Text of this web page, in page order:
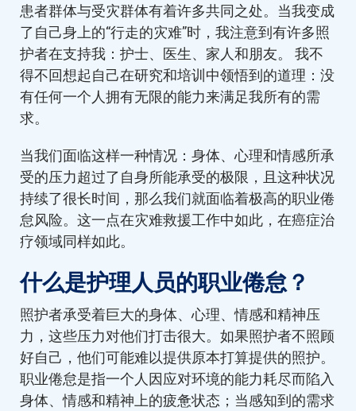
患者群体与受灾群体有着许多共同之处。当我变成
了自己身上的“行走的灾难”时，我注意到有许多照
护者在支持我：护士、医生、家人和朋友。 我不
得不回想起自己在研究和培训中领悟到的道理：没
有任何一个人拥有无限的能力来满足我所有的需
求。
当我们面临这样一种情况：身体、心理和情感所承
受的压力超过了自身所能承受的极限，且这种状况
持续了很长时间，那么我们就面临着极高的职业倦
怠风险。这一点在灾难救援工作中如此，在癌症治
疗领域同样如此。
什么是护理人员的职业倦怠？
照护者承受着巨大的身体、心理、情感和精神压
力，这些压力对他们打击很大。如果照护者不照顾
好自己，他们可能难以提供原本打算提供的照护。
职业倦怠是指一个人因应对环境的能力耗尽而陷入
身体、情感和精神上的疲惫状态；当感知到的需求